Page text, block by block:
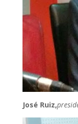
José Ruiz,